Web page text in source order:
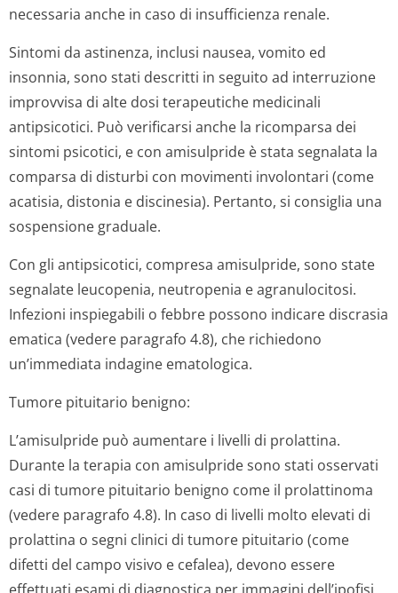
necessaria anche in caso di insufficienza renale.
Sintomi da astinenza, inclusi nausea, vomito ed
insonnia, sono stati descritti in seguito ad interruzione
improvvisa di alte dosi terapeutiche medicinali
antipsicotici. Può verificarsi anche la ricomparsa dei
sintomi psicotici, e con amisulpride è stata segnalata la
comparsa di disturbi con movimenti involontari (come
acatisia, distonia e discinesia). Pertanto, si consiglia una
sospensione graduale.
Con gli antipsicotici, compresa amisulpride, sono state
segnalate leucopenia, neutropenia e agranulocitosi.
Infezioni inspiegabili o febbre possono indicare discrasia
ematica (vedere paragrafo 4.8), che richiedono
un’immediata indagine ematologica.
Tumore pituitario benigno:
L’amisulpride può aumentare i livelli di prolattina.
Durante la terapia con amisulpride sono stati osservati
casi di tumore pituitario benigno come il prolattinoma
(vedere paragrafo 4.8). In caso di livelli molto elevati di
prolattina o segni clinici di tumore pituitario (come
difetti del campo visivo e cefalea), devono essere